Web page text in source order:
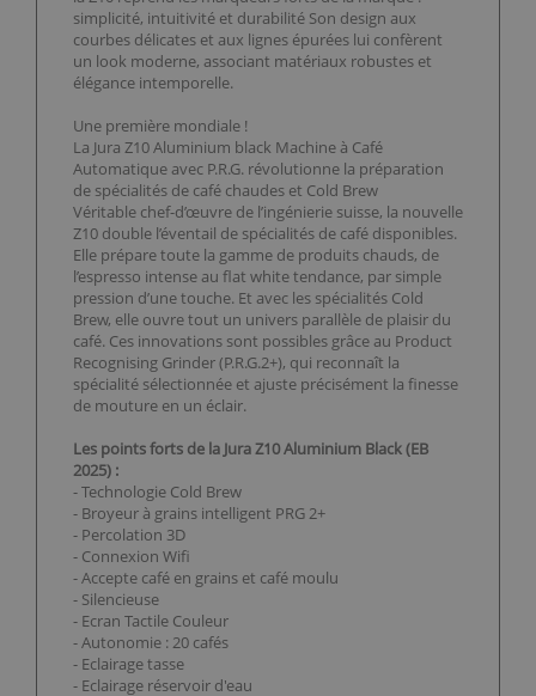
simplicité, intuitivité et durabilité Son design aux
courbes délicates et aux lignes épurées lui confèrent
un look moderne, associant matériaux robustes et
élégance intemporelle.
Une première mondiale !
La Jura Z10 Aluminium black Machine à Café
Automatique avec P.R.G. révolutionne la préparation
de spécialités de café chaudes et Cold Brew
Véritable chef-d’œuvre de l’ingénierie suisse, la nouvelle
Z10 double l’éventail de spécialités de café disponibles.
Elle prépare toute la gamme de produits chauds, de
l’espresso intense au flat white tendance, par simple
pression d’une touche. Et avec les spécialités Cold
Brew, elle ouvre tout un univers parallèle de plaisir du
café. Ces innovations sont possibles grâce au Product
Recognising Grinder (P.R.G.2+), qui reconnaît la
spécialité sélectionnée et ajuste précisément la finesse
de mouture en un éclair.
Les points forts de la Jura Z10 Aluminium Black (EB
2025) :
- Technologie Cold Brew
- Broyeur à grains intelligent PRG 2+
- Percolation 3D
- Connexion Wifi
- Accepte café en grains et café moulu
- Silencieuse
- Ecran Tactile Couleur
- Autonomie : 20 cafés
- Eclairage tasse
- Eclairage réservoir d'eau